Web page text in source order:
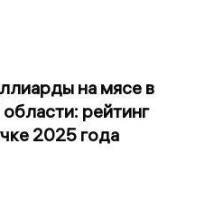
на мясе в
рейтинг
2025 года